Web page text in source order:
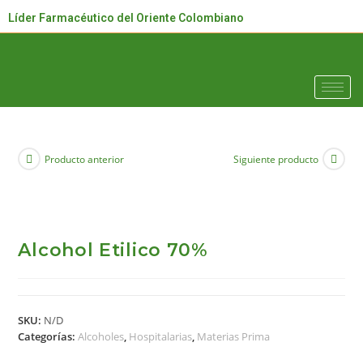
Líder Farmacéutico del Oriente Colombiano
Producto anterior Siguiente producto
Alcohol Etilico 70%
SKU: N/D
Categorías:Alcoholes, Hospitalarias, Materias Prima